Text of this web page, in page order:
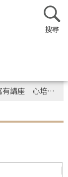
和尚主講《六祖壇經》